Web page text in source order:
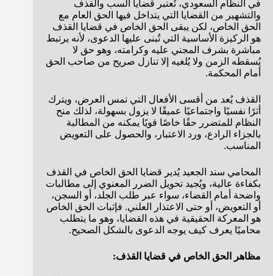
في النظام السعودي، تُعتبر قضايا السب والقذف
والتشهير من القضايا التي يتداخل فيها الحق العام مع
الحق الخاص، لكن يبقى الحق الخاص في قضايا القذف
هو الركيزة الأساسية التي تُبنى عليها الدعوى، لأنه يرتبط
مباشرة بشرف المجني عليه وكرامته، وهو حق لا
يُسقطه الزمن ولا يُلغيه إلا تنازل صريح من صاحب الحق
أمام المحكمة.
القذف يُعد من أقسى الأفعال التي تمس العرض، ويترك
أثرًا نفسيًا واجتماعيًا عميقًا لا يزول بسهولة، لذلك منح
النظام للمتضرر حقًا خاصًا قويًا يمكنه من المطالبة
بالجزاء الرادع، ورد الاعتبار، والحصول على التعويض
المناسب.
المحامي سند الجعيد يُدير قضايا الحق الخاص في القذف
بكفاءة عالية، ويُجيد تحويل الضرر المعنوي إلى مطالبات
واضحة أمام القضاء، سواء عبر طلب الجلد، أو السجن،
أو التعويض، أو حتى الاعتذار العلني. فإثبات الحق الخاص
هو المعركة الحقيقية في هذه القضايا، وهو ما يتطلب
محاميًا يعرف كيف يوجه الدعوى بالشكل الصحيح.
مظاهر الحق الخاص في قضايا القذف: